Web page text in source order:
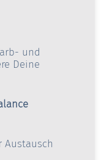
und
Deine